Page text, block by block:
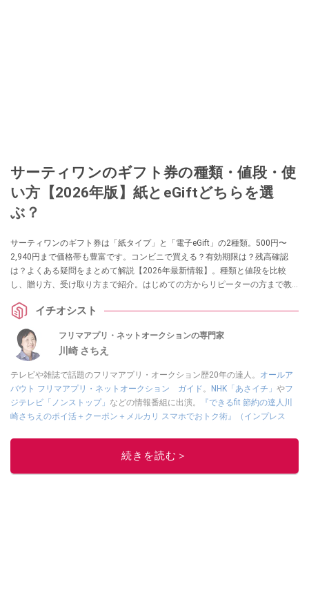
サーティワンのギフト券の種類・値段・使
い方【2026年版】紙とeGiftどちらを選
ぶ？
サーティワンのギフト券は「紙タイプ」と「電子eGift」の2種類。500円〜
2,940円まで価格帯も豊富です。コンビニで買える？有効期限は？残高確認
は？よくある疑問をまとめて解説【2026年最新情報】。種類と値段を比較
し、贈り方、受け取り方まで紹介。はじめての方からリピーターの方まで教
崎さんも、メッセージ対応で使いやすいと高評価です。
イチオシスト
フリマアプリ・ネットオークションの専門家
川崎 さちえ
テレビや雑誌で話題のフリマアプリ・オークション歴20年の達人。 オールア
バウト フリマアプリ・ネットオークション ガイド。 NHK「あさイチ」 やフ
ジテレビ「ノンストップ」 などの情報番組に出演。
『できるfit 節約の達人川
崎さちえのポイ活＋クーポン＋メルカリ スマホでおトク術』（インプレス
的に稼ぐ！』（翔泳社刊）
■経歴：2003年、夫が子育てをするために、突然会社を辞める。翌月からの
続きを読む＞